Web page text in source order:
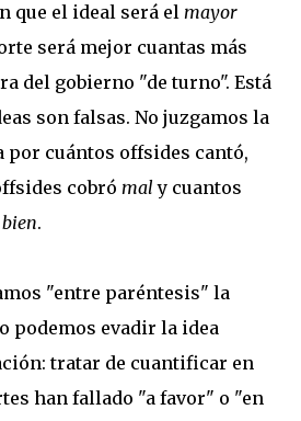
que el ideal será el mayor
será mejor cuantas más
del gobierno "de turno". Está
son falsas. No juzgamos la
por cuántos offsides cantó,
cobró maly cuantos
bien.
"entre paréntesis" la
podemos evadir la idea
tratar de cuantificar en
han fallado "a favor" o "en